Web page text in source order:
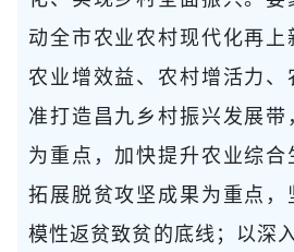
动全市农业农村现代化再
农业增效益、农村增活力
准打造昌九乡村振兴发展
为重点，加快提升农业综
拓展脱贫攻坚成果为重点
模性返贫致贫的底线；以深